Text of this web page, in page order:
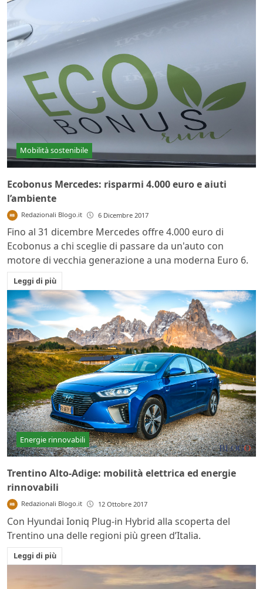
Mobilità sostenibile
Ecobonus Mercedes: risparmi 4.000 euro e aiuti
l’ambiente
Redazionali Blogo.it 6 Dicembre 2017
Fino al 31 dicembre Mercedes offre 4.000 euro di
Ecobonus a chi sceglie di passare da un'auto con
motore di vecchia generazione a una moderna Euro 6.
Leggi di più
Energie rinnovabili
Trentino Alto-Adige: mobilità elettrica ed energie
rinnovabili
Redazionali Blogo.it 12 Ottobre 2017
Con Hyundai Ioniq Plug-in Hybrid alla scoperta del
Trentino una delle regioni più green d’Italia.
Leggi di più